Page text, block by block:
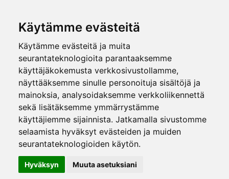
Käytämme evästeitä
Käytämme evästeitä ja muita
seurantateknologioita parantaaksemme
käyttäjäkokemusta verkkosivustollamme,
näyttääksemme sinulle personoituja sisältöjä ja
mainoksia, analysoidaksemme verkkoliikennettä
sekä lisätäksemme ymmärrystämme
käyttäjiemme sijainnista. Jatkamalla sivustomme
selaamista hyväksyt evästeiden ja muiden
seurantateknologioiden käytön.
Hyväksyn Muuta asetuksiani